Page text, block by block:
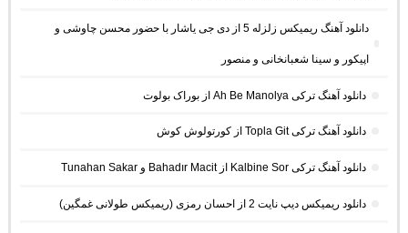
دانلود آهنگ ریمیکس زلزله 5 از دی جی یاشار با حضور محسن چاوشی و
اپیکور و سینا شعبانخانی و منصور
دانلود آهنگ ترکی Ah Be Manolya از بوراک بولوت
دانلود آهنگ ترکی Topla Git از کورتولوش کوش
دانلود آهنگ ترکی Kalbine Sor از Bahadır Macit و Tunahan Sakar
دانلود ریمیکس دیپ نایت 2 از احسان رمزی (ریمیکس طولانی غمگین)